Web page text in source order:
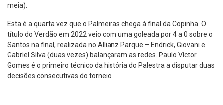
meia).
Esta é a quarta vez que o Palmeiras chega à final da Copinha. O
título do Verdão em 2022 veio com uma goleada por 4 a 0 sobre o
Santos na final, realizada no Allianz Parque – Endrick, Giovani e
Gabriel Silva (duas vezes) balançaram as redes. Paulo Victor
Gomes é o primeiro técnico da história do Palestra a disputar duas
decisões consecutivas do torneio.